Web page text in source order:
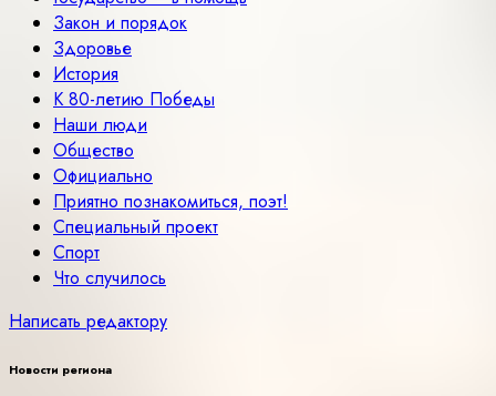
Закон и порядок
Здоровье
История
К 80-летию Победы
Наши люди
Общество
Официально
Приятно познакомиться, поэт!
Специальный проект
Спорт
Что случилось
Написать редактору
Новости региона